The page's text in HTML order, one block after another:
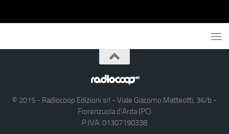
© 2015 - Radiocoop Edizioni srl - Viale Giacomo Matteotti, 36/b -
Fiorenzuola d'Arda (PC)
P.IVA: 01307190338